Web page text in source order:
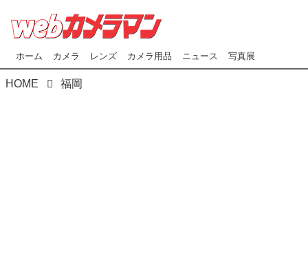
ホーム カメラ レンズ カメラ用品 ニュース 写真展
HOME 福岡